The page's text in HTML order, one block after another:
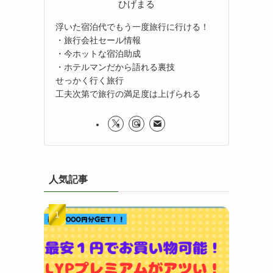
ひげまる
浮いた宿泊代でもう一度旅行に行ける！
・旅行会社セール情報
・今ホットな宿泊助成
・ホテルマンだから語れる裏技
せっかく行く旅行
工夫次第で旅行の満足度は上げられる
人気記事